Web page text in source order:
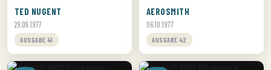
TED NUGENT
29.09.1977
AUSGABE 41
AEROSMITH
06.10.1977
AUSGABE 42